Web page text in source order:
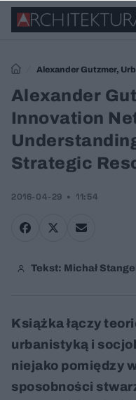
Alexander Gutzmer,
the City as a Strategic
Alexander
Innovation
Strategic
2016-04-29 11:54
Tekst: Michał Stangel
Książka łączy
urbanistyką i
niejako pomiędzy
sposobności